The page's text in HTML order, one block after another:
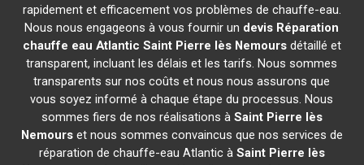
rapidement et efficacement vos problèmes de chauffe-eau.
Nous nous engageons à vous fournir un devis Réparation
chauffe eau Atlantic Saint Pierre lès Nemoursdétaillé et
transparent, incluant les délais et les tarifs. Nous sommes
transparents sur nos coûts et nous nous assurons que
vous soyez informé à chaque étape du processus. Nous
sommes fiers de nos réalisations à Saint Pierre lès
Nemourset nous sommes convaincus que nos services de
réparation de chauffe-eau Atlantic à Saint Pierre lès